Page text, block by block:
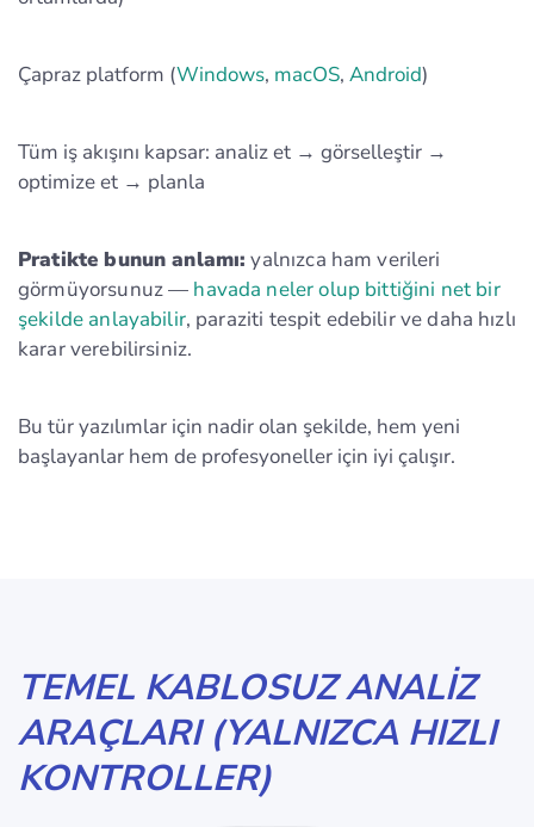
Çapraz platform (Windows, macOS, Android)
Tüm iş akışını kapsar: analiz et → görselleştir →
optimize et → planla
Pratikte bunun anlamı: yalnızca ham verileri
görmüyorsunuz — havada neler olup bittiğini net bir
şekilde anlayabilir, paraziti tespit edebilir ve daha hızlı
karar verebilirsiniz.
Bu tür yazılımlar için nadir olan şekilde, hem yeni
başlayanlar hem de profesyoneller için iyi çalışır.
TEMEL KABLOSUZ ANALIZ
ARAÇLARI (YALNIZCA HIZLI
KONTROLLER)